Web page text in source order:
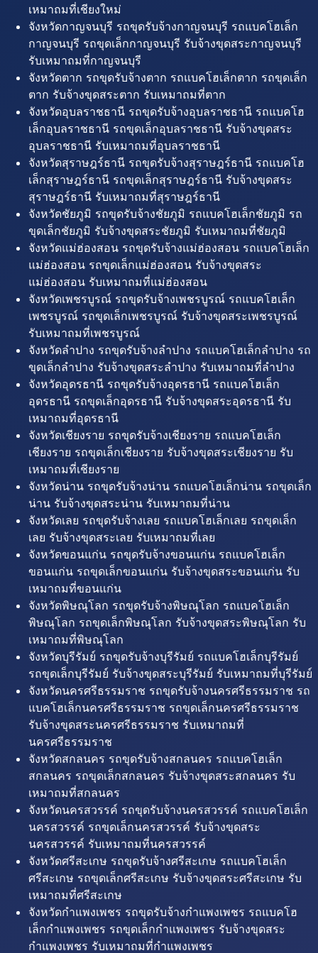
เหมาถมที่เชียงใหม่
จังหวัดกาญจนบุรี รถขุดรับจ้างกาญจนบุรี รถแบคโฮเล็ก
กาญจนบุรี รถขุดเล็กกาญจนบุรี รับจ้างขุดสระกาญจนบุรี
รับเหมาถมที่กาญจนบุรี
จังหวัดตาก รถขุดรับจ้างตาก รถแบคโฮเล็กตาก รถขุดเล็ก
ตาก รับจ้างขุดสระตาก รับเหมาถมที่ตาก
จังหวัดอุบลราชธานี รถขุดรับจ้างอุบลราชธานี รถแบคโฮ
เล็กอุบลราชธานี รถขุดเล็กอุบลราชธานี รับจ้างขุดสระ
อุบลราชธานี รับเหมาถมที่อุบลราชธานี
จังหวัดสุราษฎร์ธานี รถขุดรับจ้างสุราษฎร์ธานี รถแบคโฮ
เล็กสุราษฎร์ธานี รถขุดเล็กสุราษฎร์ธานี รับจ้างขุดสระ
สุราษฎร์ธานี รับเหมาถมที่สุราษฎร์ธานี
จังหวัดชัยภูมิ รถขุดรับจ้างชัยภูมิ รถแบคโฮเล็กชัยภูมิ รถ
ขุดเล็กชัยภูมิ รับจ้างขุดสระชัยภูมิ รับเหมาถมที่ชัยภูมิ
จังหวัดแม่ฮ่องสอน รถขุดรับจ้างแม่ฮ่องสอน รถแบคโฮเล็ก
แม่ฮ่องสอน รถขุดเล็กแม่ฮ่องสอน รับจ้างขุดสระ
แม่ฮ่องสอน รับเหมาถมที่แม่ฮ่องสอน
จังหวัดเพชรบูรณ์ รถขุดรับจ้างเพชรบูรณ์ รถแบคโฮเล็ก
เพชรบูรณ์ รถขุดเล็กเพชรบูรณ์ รับจ้างขุดสระเพชรบูรณ์
รับเหมาถมที่เพชรบูรณ์
จังหวัดลำปาง รถขุดรับจ้างลำปาง รถแบคโฮเล็กลำปาง รถ
ขุดเล็กลำปาง รับจ้างขุดสระลำปาง รับเหมาถมที่ลำปาง
จังหวัดอุดรธานี รถขุดรับจ้างอุดรธานี รถแบคโฮเล็ก
อุดรธานี รถขุดเล็กอุดรธานี รับจ้างขุดสระอุดรธานี รับ
เหมาถมที่อุดรธานี
จังหวัดเชียงราย รถขุดรับจ้างเชียงราย รถแบคโฮเล็ก
เชียงราย รถขุดเล็กเชียงราย รับจ้างขุดสระเชียงราย รับ
เหมาถมที่เชียงราย
จังหวัดน่าน รถขุดรับจ้างน่าน รถแบคโฮเล็กน่าน รถขุดเล็ก
น่าน รับจ้างขุดสระน่าน รับเหมาถมที่น่าน
จังหวัดเลย รถขุดรับจ้างเลย รถแบคโฮเล็กเลย รถขุดเล็ก
เลย รับจ้างขุดสระเลย รับเหมาถมที่เลย
จังหวัดขอนแก่น รถขุดรับจ้างขอนแก่น รถแบคโฮเล็ก
ขอนแก่น รถขุดเล็กขอนแก่น รับจ้างขุดสระขอนแก่น รับ
เหมาถมที่ขอนแก่น
จังหวัดพิษณุโลก รถขุดรับจ้างพิษณุโลก รถแบคโฮเล็ก
พิษณุโลก รถขุดเล็กพิษณุโลก รับจ้างขุดสระพิษณุโลก รับ
เหมาถมที่พิษณุโลก
จังหวัดบุรีรัมย์ รถขุดรับจ้างบุรีรัมย์ รถแบคโฮเล็กบุรีรัมย์
รถขุดเล็กบุรีรัมย์ รับจ้างขุดสระบุรีรัมย์ รับเหมาถมที่บุรีรัมย์
จังหวัดนครศรีธรรมราช รถขุดรับจ้างนครศรีธรรมราช รถ
แบคโฮเล็กนครศรีธรรมราช รถขุดเล็กนครศรีธรรมราช
รับจ้างขุดสระนครศรีธรรมราช รับเหมาถมที่
นครศรีธรรมราช
จังหวัดสกลนคร รถขุดรับจ้างสกลนคร รถแบคโฮเล็ก
สกลนคร รถขุดเล็กสกลนคร รับจ้างขุดสระสกลนคร รับ
เหมาถมที่สกลนคร
จังหวัดนครสวรรค์ รถขุดรับจ้างนครสวรรค์ รถแบคโฮเล็ก
นครสวรรค์ รถขุดเล็กนครสวรรค์ รับจ้างขุดสระ
นครสวรรค์ รับเหมาถมที่นครสวรรค์
จังหวัดศรีสะเกษ รถขุดรับจ้างศรีสะเกษ รถแบคโฮเล็ก
ศรีสะเกษ รถขุดเล็กศรีสะเกษ รับจ้างขุดสระศรีสะเกษ รับ
เหมาถมที่ศรีสะเกษ
จังหวัดกำแพงเพชร รถขุดรับจ้างกำแพงเพชร รถแบคโฮ
เล็กกำแพงเพชร รถขุดเล็กกำแพงเพชร รับจ้างขุดสระ
กำแพงเพชร รับเหมาถมที่กำแพงเพชร